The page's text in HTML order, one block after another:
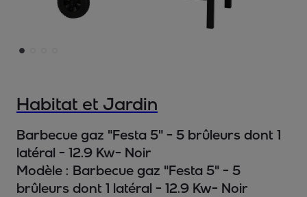
Habitat et Jardin
Barbecue gaz "Festa 5" - 5 brûleurs dont 1
latéral - 12.9 Kw- Noir
Modèle : Barbecue gaz "Festa 5" - 5
brûleurs dont 1 latéral - 12.9 Kw- Noir